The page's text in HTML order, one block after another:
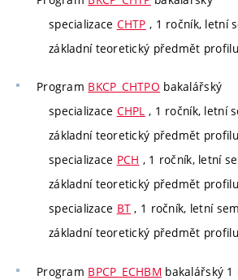
specializace CHTP , 1 ročník, letní
základní teoretický předmět
Program BKCP_CHTPO bakalářský
specializace CHPL , 1 ročník, letní
základní teoretický předmět
specializace PCH , 1 ročník, letní
základní teoretický předmět
specializace BT , 1 ročník, letní
základní teoretický předmět
Program BPCP_ECHBM bakalářský